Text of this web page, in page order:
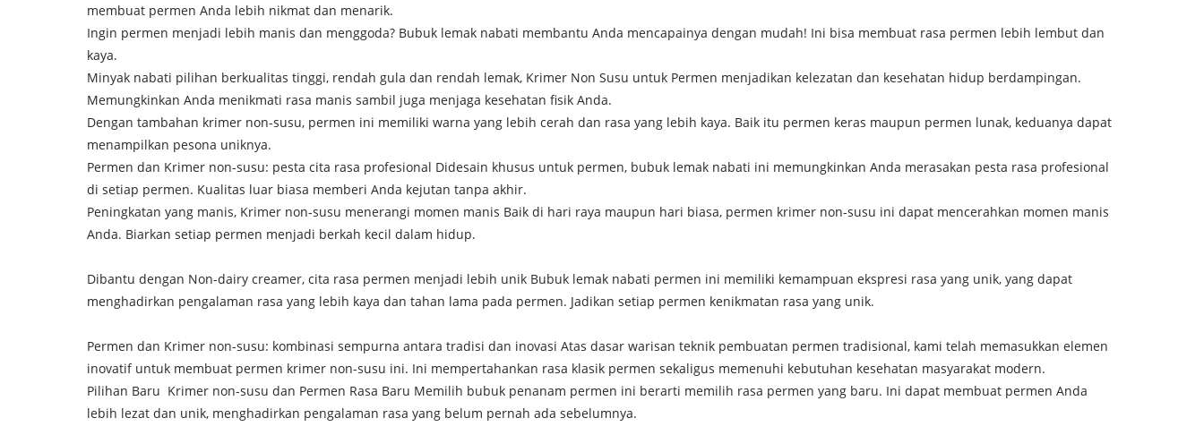
membuat permen Anda lebih nikmat dan menarik.
Ingin permen menjadi lebih manis dan menggoda? Bubuk lemak nabati membantu Anda mencapainya dengan mudah! Ini bisa membuat rasa permen lebih lembut dan
kaya.
Minyak nabati pilihan berkualitas tinggi, rendah gula dan rendah lemak, Krimer Non Susu untuk Permen menjadikan kelezatan dan kesehatan hidup berdampingan.
Memungkinkan Anda menikmati rasa manis sambil juga menjaga kesehatan fisik Anda.
Dengan tambahan krimer non-susu, permen ini memiliki warna yang lebih cerah dan rasa yang lebih kaya. Baik itu permen keras maupun permen lunak, keduanya dapat
menampilkan pesona uniknya.
Permen dan Krimer non-susu: pesta cita rasa profesional Didesain khusus untuk permen, bubuk lemak nabati ini memungkinkan Anda merasakan pesta rasa profesional
di setiap permen. Kualitas luar biasa memberi Anda kejutan tanpa akhir.
Peningkatan yang manis, Krimer non-susu menerangi momen manis Baik di hari raya maupun hari biasa, permen krimer non-susu ini dapat mencerahkan momen manis
Anda. Biarkan setiap permen menjadi berkah kecil dalam hidup.
Dibantu dengan Non-dairy creamer, cita rasa permen menjadi lebih unik Bubuk lemak nabati permen ini memiliki kemampuan ekspresi rasa yang unik, yang dapat
menghadirkan pengalaman rasa yang lebih kaya dan tahan lama pada permen. Jadikan setiap permen kenikmatan rasa yang unik.
Permen dan Krimer non-susu: kombinasi sempurna antara tradisi dan inovasi Atas dasar warisan teknik pembuatan permen tradisional, kami telah memasukkan elemen
inovatif untuk membuat permen krimer non-susu ini. Ini mempertahankan rasa klasik permen sekaligus memenuhi kebutuhan kesehatan masyarakat modern.
Pilihan Baru Krimer non-susu dan Permen Rasa Baru Memilih bubuk penanam permen ini berarti memilih rasa permen yang baru. Ini dapat membuat permen Anda
lebih lezat dan unik, menghadirkan pengalaman rasa yang belum pernah ada sebelumnya.